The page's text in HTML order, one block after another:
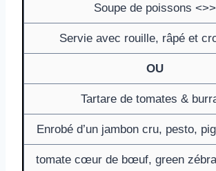
Soupe de poissons <>>
Servie avec rouille, râpé et
OU
Tartare de tomates &
Enrobé d’un jambon cru, pesto,
tomate cœur de bœuf, green